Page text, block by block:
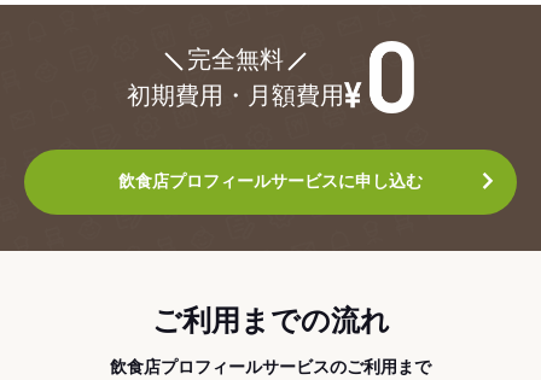
完全無料
初期費用・月額費用
飲食店プロフィールサービスに申し込む
ご利用までの流れ
飲食店プロフィールサービスのご利用まで